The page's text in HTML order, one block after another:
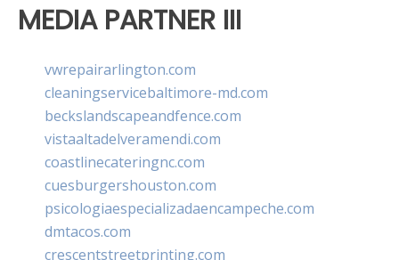
MEDIA PARTNER III
vwrepairarlington.com
cleaningservicebaltimore-md.com
beckslandscapeandfence.com
vistaaltadelveramendi.com
coastlinecateringnc.com
cuesburgershouston.com
psicologiaespecializadaencampeche.com
dmtacos.com
crescentstreetprinting.com